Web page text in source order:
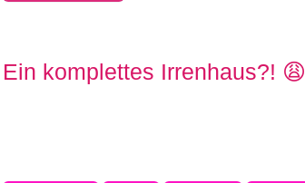
Ein komplettes Irrenhaus?! 😩